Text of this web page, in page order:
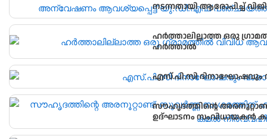
നടന്നതായി ആരോപിച്ച്
പഞ്ചായത്ത് ഓഫീസിലേക്ക്
ഹർത്താലില്ലാത്ത ഒരു
ഹർത്താൽ
എസ്.പി.സി ദിനാഘോഷവും
സൗഹൃദത്തിന്റെ
ഉദ്ഘാടനം സംവിധായകൻ